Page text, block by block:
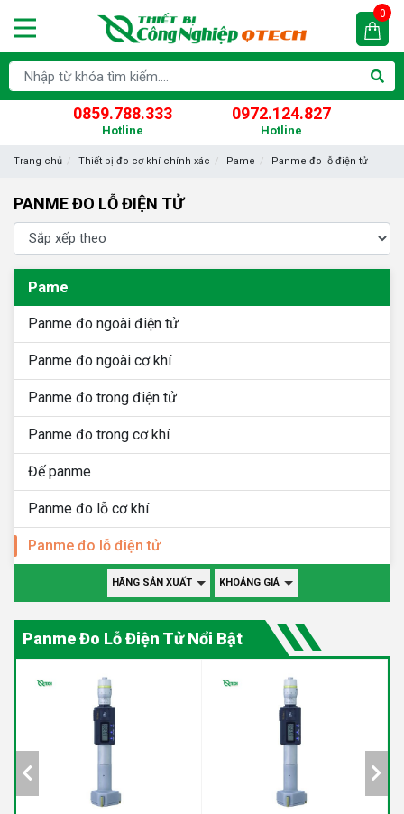
0859.788.333
Hotline
0972.124.827
Hotline
0
Trang chủ Thiết bị đo cơ khí chính xác Pame Panme đo lỗ điện tử
PANME ĐO LỖ ĐIỆN TỬ
Panme Đo Lỗ Điện Tử Nổi Bật
Pame
Panme đo ngoài điện tử
Panme đo ngoài cơ khí
Panme đo trong điện tử
Panme đo trong cơ khí
Đế panme
Panme đo lỗ cơ khí
Panme đo lỗ điện tử
HÃNG SẢN XUẤT KHOẢNG GIÁ